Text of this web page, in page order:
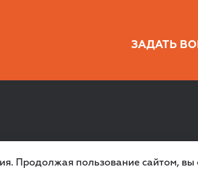
ЗАДАТЬ
Продолжая пользование сайтом, вы